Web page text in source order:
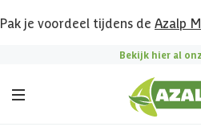
Pak je voordeel tijdens de Azalp
Bekijk hier al